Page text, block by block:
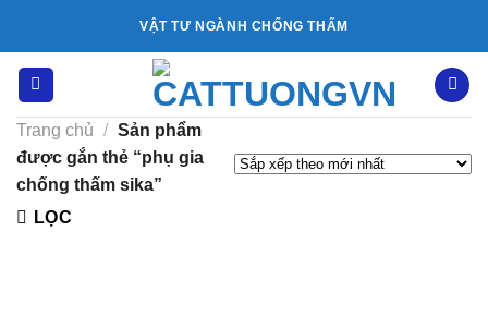
nội
dung
VẬT TƯ NGÀNH CHỐNG THẤM
Trang chủ / Sản phẩm
được gắn thẻ “phụ gia
chống thấm sika”
LỌC